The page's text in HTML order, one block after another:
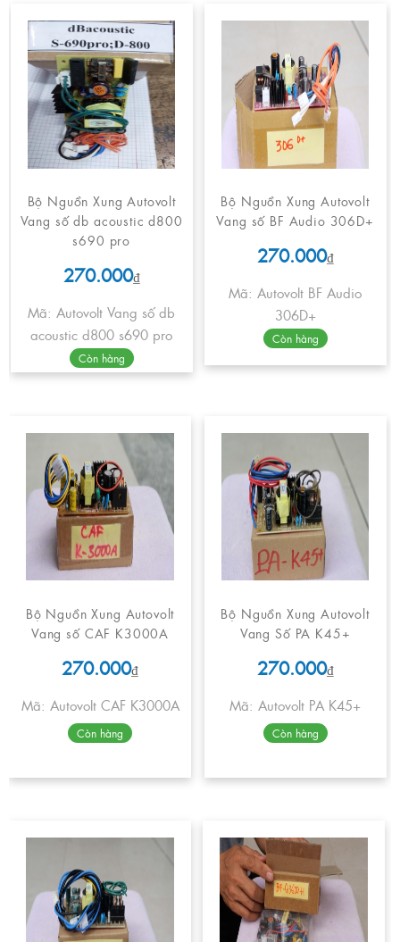
Bộ Nguồn Xung Autovolt
Vang số db acoustic d800
s690 pro
270.000₫
Mã: Autovolt Vang số db
acoustic d800 s690 pro
Còn hàng
Bộ Nguồn Xung Autovolt
Vang số BF Audio 306D+
270.000₫
Mã: Autovolt BF Audio
306D+
Còn hàng
Bộ Nguồn Xung Autovolt
Vang số CAF K3000A
270.000₫
Mã: Autovolt CAF K3000A
Còn hàng
Bộ Nguồn Xung Autovolt
Vang Số PA K45+
270.000₫
Mã: Autovolt PA K45+
Còn hàng